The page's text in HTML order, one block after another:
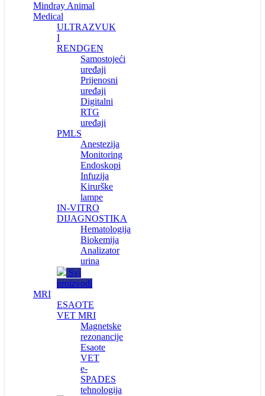
Mindray Animal
Medical
ULTRAZVUK
I
RENDGEN
Samostojeći
uređaji
Prijenosni
uređaji
Digitalni
RTG
uređaji
PMLS
Anestezija
Monitoring
Endoskopi
Infuzija
Kirurške
lampe
IN-VITRO
DIJAGNOSTIKA
Hematologija
Biokemija
Analizator
urina
Svi
proizvodi
MRI
ESAOTE
VET MRI
Magnetske
rezonancije
Esaote
VET
e-
SPADES
tehnologija